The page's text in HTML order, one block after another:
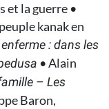
et la guerre •
kanak en
: dans les
• Alain
– Les
Baron,